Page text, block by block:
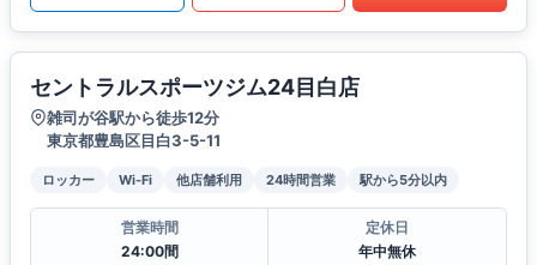
セントラルスポーツジム24目白店
雑司が谷駅から徒歩12分
東京都豊島区目白3-5-11
ロッカー Wi-Fi 他店舗利用 24時間営業 駅から5分以内
営業時間
24:00間
定休日
年中無休